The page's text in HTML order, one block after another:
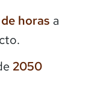
horas a
2050